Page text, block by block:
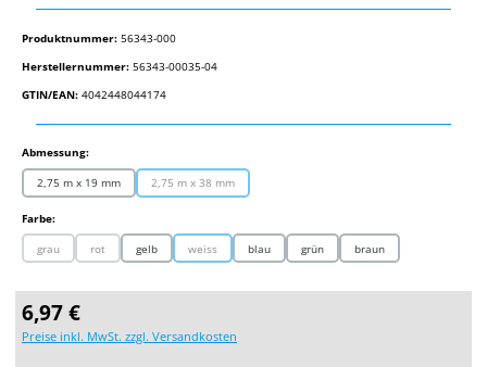
Produktnummer: 56343-000
Herstellernummer: 56343-00035-04
GTIN/EAN: 4042448044174
Abmessung:auswählen
2,75 m x 19 mm 2,75 m x 38 mm
(Diese Option ist zurzeit nicht verfügbar.)
Farbe:auswählen
grau
(Diese Option ist zurzeit nicht verfügbar.)
rot
(Diese Option ist zurzeit nicht verfügbar.)
gelb weiss
(Diese Option ist zurzeit nicht verfügbar.)
blau grün braun
Regulärer Preis:
6,97 €
Preise inkl. MwSt. zzgl. Versandkosten